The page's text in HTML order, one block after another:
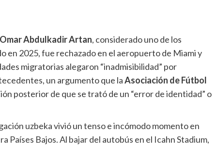
Abdulkadir Artan, considerado uno de los
en 2025, fue rechazado en el aeropuerto de Miami y
migratorias alegaron “inadmisibilidad” por
un argumento que laAsociación de Fútbol
posterior de que se trató de un “error de identidad” o
uzbeka vivió un tenso e incómodo momento en
Países Bajos. Al bajar del autobús en el Icahn Stadium,